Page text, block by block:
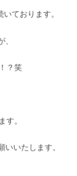
ております。
？笑
す。
いたします。